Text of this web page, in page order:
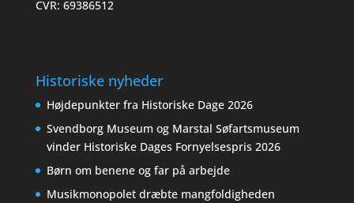
CVR: 69386512
Historiske nyheder
Højdepunkter fra Historiske Dage 2026
Svendborg Museum og Marstal Søfartsmuseum
vinder Historiske Dages Fornyelsespris 2026
Børn om benene og far på arbejde
Musikmonopolet dræbte mangfoldigheden